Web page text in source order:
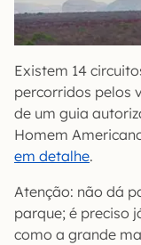
Existem 14
percorridos pelos
de um guia
Homem
em detalhe.
Atenção: não dá
parque; é preciso
como a grande